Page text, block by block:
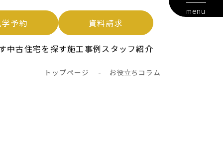
予約 資料請求
中古住宅を探す施工事例スタッフ紹介
menu
トップページ - お役立ちコラム